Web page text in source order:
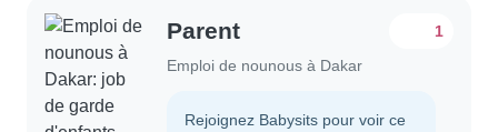
Parent
Emploi de nounous à Dakar
1
Rejoignez Babysits pour voir ce